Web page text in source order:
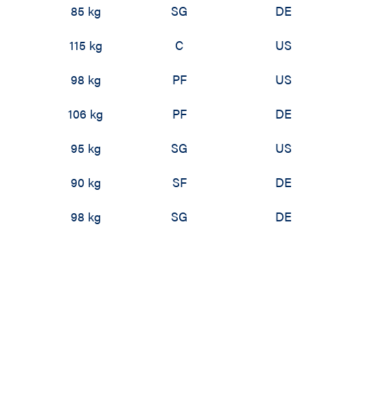
85 kg SG
DE
115 kg C
US
98 kg PF
US
106 kg PF
DE
95 kg SG
US
90 kg SF
DE
98 kg SG DE